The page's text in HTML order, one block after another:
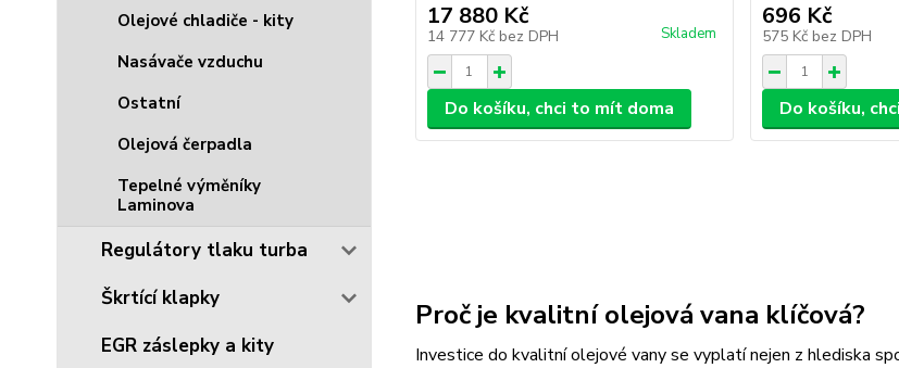
Olejové chladiče - kity
Nasávače vzduchu
Ostatní
Olejová čerpadla
Tepelné výměníky
Laminova
Regulátory tlaku turba
Škrtící klapky
EGR záslepky a kity
17 880 Kč
14 777 Kč bez DPH Skladem
Do košíku, chci to mít doma
696 Kč
575 Kč bez DPH
Do košíku,
Proč je kvalitní olejová vana klíčová?
Investice do kvalitní olejové vany se vyplatí nejen z hlediska